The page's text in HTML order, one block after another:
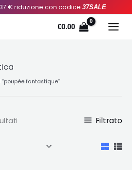
€ riduzione con codice 37SALE
€0.00
fantastique”
Ordinato
per
popolarità
Filtrato